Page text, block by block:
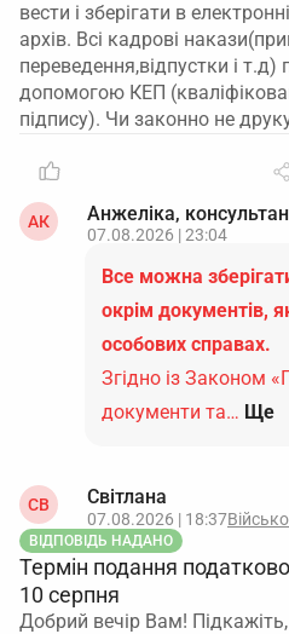
вести і зберігати в
архів. Всі кадрові
переведення,відпустки і т.д)
допомогою КЕП
підпису). Чи законно не
АК Анжеліка,
07.08.2026 | 23:04
Все можна
окрім документів,
особових справах.
Згідно із Законом
документи та… Ще
СВ Світлана
07.08.2026 | 18:37
ВІДПОВІДЬ НАДАНО
Термін подання
10 серпня
Добрий вечір Вам!